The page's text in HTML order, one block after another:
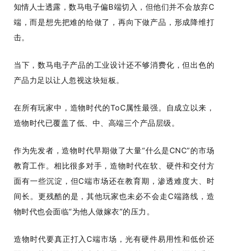
知情人士透露，数马电子偏B端切入，但他们并不会放弃C
端，而是想先把难的给做了，再向下做产品，形成降维打
击。
当下，数马电子产品的工业设计还不够消费化，但出色的
产品力足以让人忽视这块短板。
在所有玩家中，造物时代的ToC属性最强。自成立以来，
造物时代已覆盖了低、中、高端三个产品层级。
作为先发者，造物时代早期做了大量“什么是CNC”的市场
教育工作。相比很多对手，造物时代在软、硬件和交付方
面有一些沉淀，但C端市场还在教育期，渗透难度大、时
间长。更残酷的是，其他玩家也未必不会走C端路线，造
物时代也会面临“为他人做嫁衣”的压力。
造物时代要真正打入C端市场，光有硬件易用性和低价还